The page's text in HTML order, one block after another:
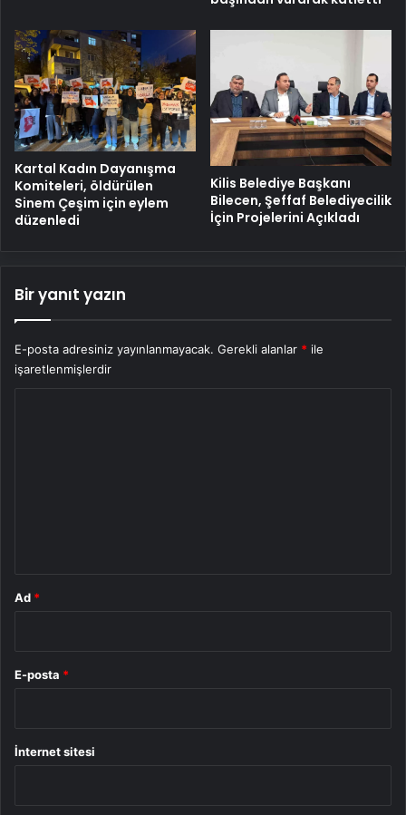
Kartal Kadın Dayanışma
Komiteleri, öldürülen
Sinem Çeşim için eylem
düzenledi
Kilis Belediye Başkanı
Bilecen, Şeffaf Belediyecilik
İçin Projelerini Açıkladı
Bir yanıt yazın
E-posta adresiniz yayınlanmayacak. Gerekli alanlar * ile
işaretlenmişlerdir
Ad *
E-posta *
İnternet sitesi